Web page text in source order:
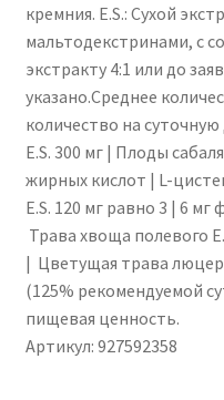
кремния. E.S.: Сухой
мальтодекстринами, с
экстракту 4:1 или до
указано.Среднее
количество на
E.S. 300 мг | Плоды
жирных кислот | L-
E.S. 120 мг равно 3 | 6
Трава хвоща полевого
| Цветущая трава
(125% рекомендуемой
пищевая ценность.
Артикул: 927592358